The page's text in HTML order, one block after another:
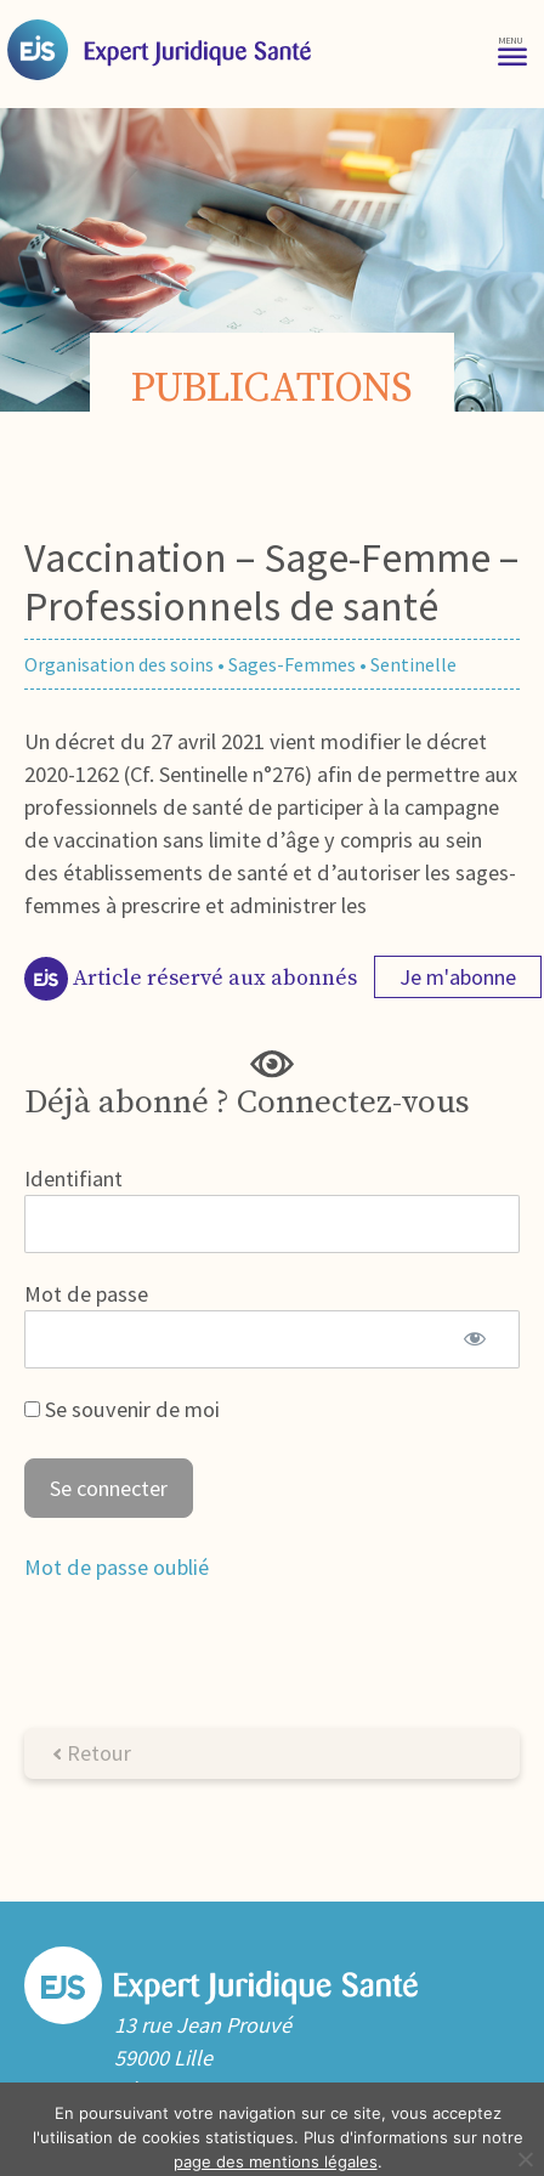
PUBLICATIONS
Vaccination – Sage-Femme –
Professionnels de santé
Organisation des soins • Sages-Femmes • Sentinelle
Un décret du 27 avril 2021 vient modifier le décret
2020-1262 (Cf. Sentinelle n°276) afin de permettre aux
professionnels de santé de participer à la campagne
de vaccination sans limite d’âge y compris au sein
des établissements de santé et d’autoriser les sages-
femmes à prescrire et administrer les
Article réservé aux abonnés Je m'abonne
Déjà abonné ? Connectez-vous
Identifiant
Mot de passe
Se souvenir de moi
Mot de passe oublié
Retour
13 rue Jean Prouvé
59000 Lille
Tél. 03 20 06 70 10
Contact
En poursuivant votre navigation sur ce site, vous acceptez
l'utilisation de cookies statistiques. Plus d'informations sur notre
page des mentions légales.